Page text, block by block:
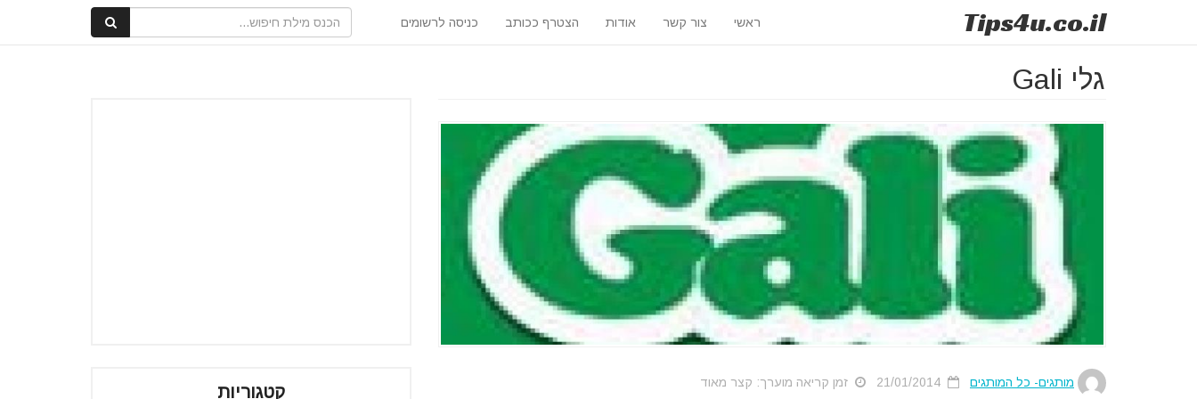
Tips4u.co.il ראשי צור קשר אודות הצטרף ככותב כניסה לרשומים
גלי Gali
מותגים- כל המותגים זמן קריאה מוערך: קצר מאוד
קטגוריות